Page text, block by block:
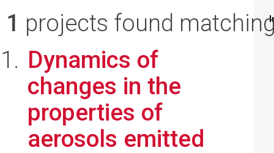
1 projects found
Dynamics of
changes in the
properties of
aerosols emitted